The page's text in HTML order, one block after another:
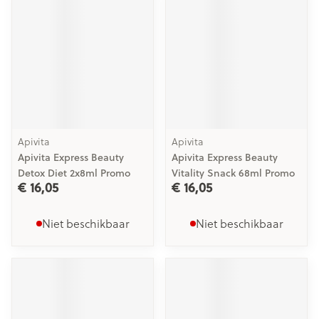
Apivita
Apivita Express Beauty
Detox Diet 2x8ml Promo
€ 16,05
Niet beschikbaar
Apivita
Apivita Express Beauty
Vitality Snack 68ml Promo
€ 16,05
Niet beschikbaar